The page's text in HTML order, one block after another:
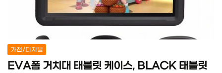
가전/디지털
EVA폼 거치대 태블릿 케이스, BLACK 태블릿